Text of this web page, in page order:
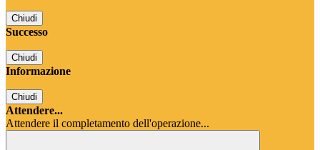
Chiudi
Successo
Chiudi
Informazione
Chiudi
Attendere...
Attendere il completamento dell'operazione...